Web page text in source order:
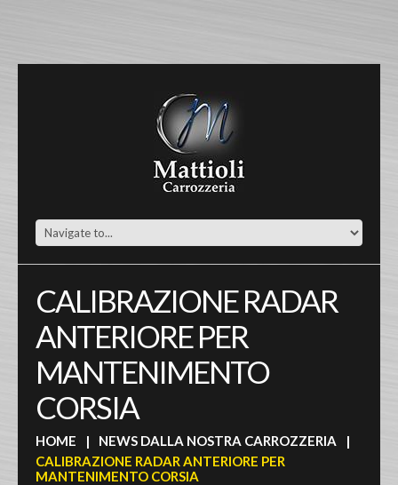
CALIBRAZIONE RADAR
ANTERIORE PER
MANTENIMENTO
CORSIA
HOME
NEWS DALLA NOSTRA CARROZZERIA
CALIBRAZIONE RADAR ANTERIORE PER
MANTENIMENTO CORSIA